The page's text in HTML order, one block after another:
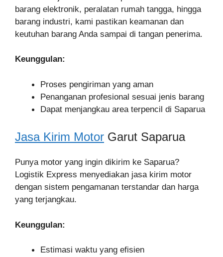
barang elektronik, peralatan rumah tangga, hingga
barang industri, kami pastikan keamanan dan
keutuhan barang Anda sampai di tangan penerima.
Keunggulan:
Proses pengiriman yang aman
Penanganan profesional sesuai jenis barang
Dapat menjangkau area terpencil di Saparua
Jasa Kirim Motor Garut Saparua
Punya motor yang ingin dikirim ke Saparua?
Logistik Express menyediakan jasa kirim motor
dengan sistem pengamanan terstandar dan harga
yang terjangkau.
Keunggulan:
Estimasi waktu yang efisien